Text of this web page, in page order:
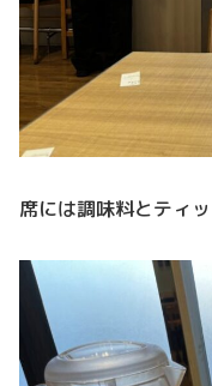
席には調味料とティ